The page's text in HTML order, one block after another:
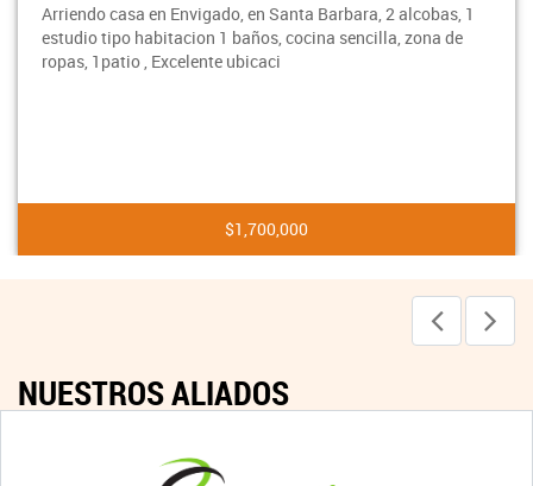
Arriendo casa en Envigado, en Santa Barbara, 2 alcobas, 1
estudio tipo habitacion 1 baños, cocina sencilla, zona de
ropas, 1patio , Excelente ubicaci
$1,700,000
NUESTROS ALIADOS